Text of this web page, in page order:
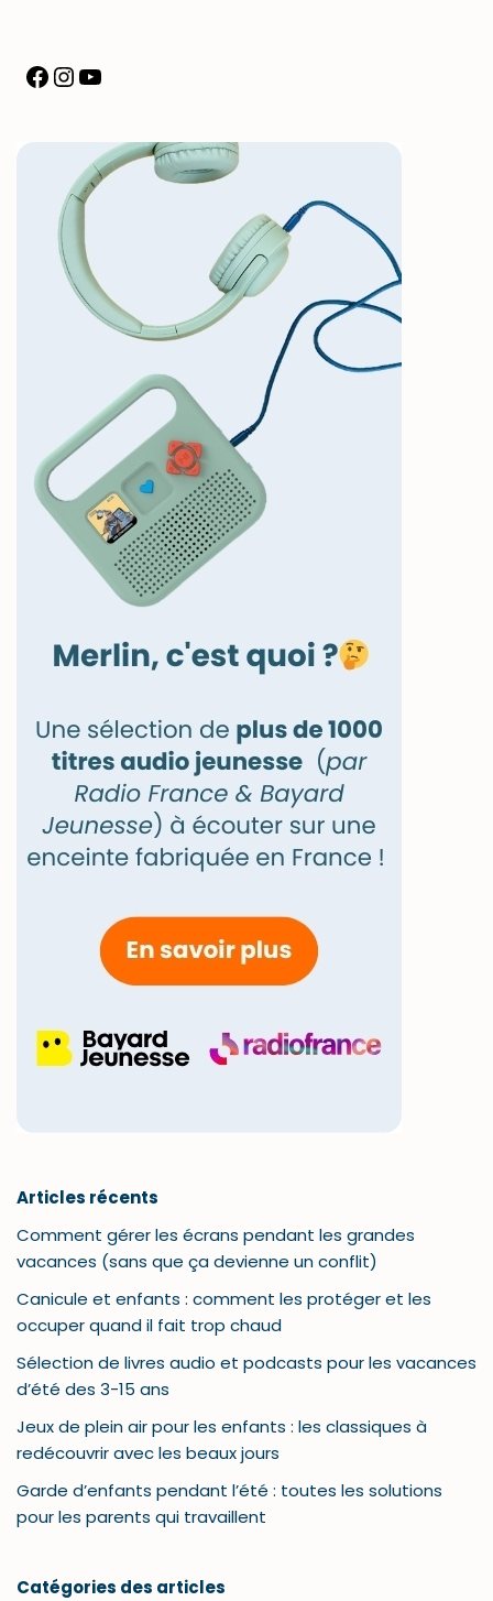
Articles récents
Comment gérer les écrans pendant les grandes
vacances (sans que ça devienne un conflit)
Canicule et enfants : comment les protéger et les
occuper quand il fait trop chaud
Sélection de livres audio et podcasts pour les vacances
d’été des 3-15 ans
Jeux de plein air pour les enfants : les classiques à
redécouvrir avec les beaux jours
Garde d’enfants pendant l’été : toutes les solutions
pour les parents qui travaillent
Catégories des articles